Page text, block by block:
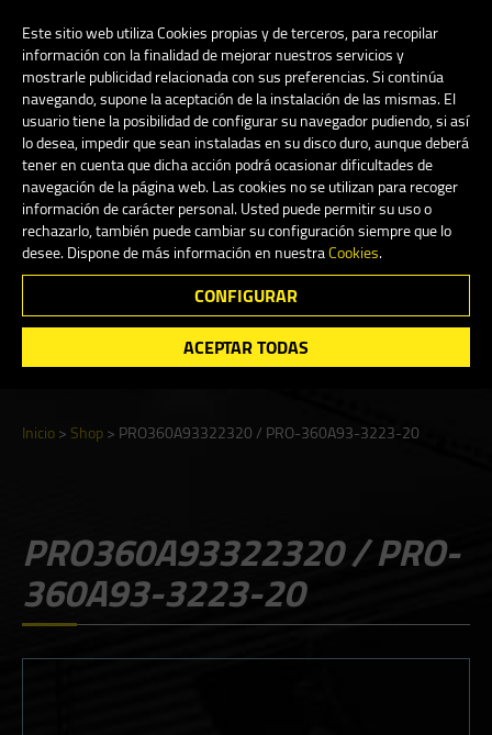
Este sitio web utiliza Cookies propias y de terceros, para recopilar
información con la finalidad de mejorar nuestros servicios y
mostrarle publicidad relacionada con sus preferencias. Si continúa
navegando, supone la aceptación de la instalación de las mismas. El
usuario tiene la posibilidad de configurar su navegador pudiendo, si así
lo desea, impedir que sean instaladas en su disco duro, aunque deberá
tener en cuenta que dicha acción podrá ocasionar dificultades de
navegación de la página web. Las cookies no se utilizan para recoger
información de carácter personal. Usted puede permitir su uso o
rechazarlo, también puede cambiar su configuración siempre que lo
desee. Dispone de más información en nuestraCookies.
CONFIGURAR
ACEPTAR TODAS
My Account
Español
Shop
Search
Inicio>Shop>PRO360A93322320 / PRO-360A93-3223-20
PRO360A93322320 / PRO-
360A93-3223-20